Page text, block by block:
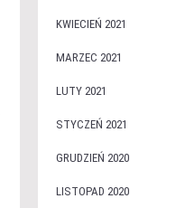
KWIECIEŃ 2021
MARZEC 2021
LUTY 2021
STYCZEŃ 2021
GRUDZIEŃ 2020
LISTOPAD 2020